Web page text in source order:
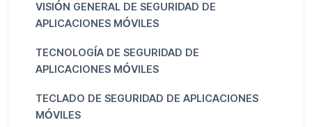
VISIÓN GENERAL DE SEGURIDAD DE
APLICACIONES MÓVILES
TECNOLOGÍA DE SEGURIDAD DE
APLICACIONES MÓVILES
TECLADO DE SEGURIDAD DE APLICACIONES
MÓVILES